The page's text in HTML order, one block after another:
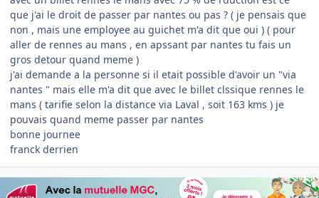
que j'ai le droit de passer par nantes ou pas ? ( je pensais que
non , mais une employee au guichet m'a dit que oui ) ( pour
aller de rennes au mans , en apssant par nantes tu fais un
gros detour quand meme )
j'ai demande a la personne si il etait possible d'avoir un "via
nantes " mais elle m'a dit que avec le billet clssique rennes le
mans ( tarifie selon la distance via Laval , soit 163 kms ) je
pouvais quand meme passer par nantes
bonne journee
franck derrien